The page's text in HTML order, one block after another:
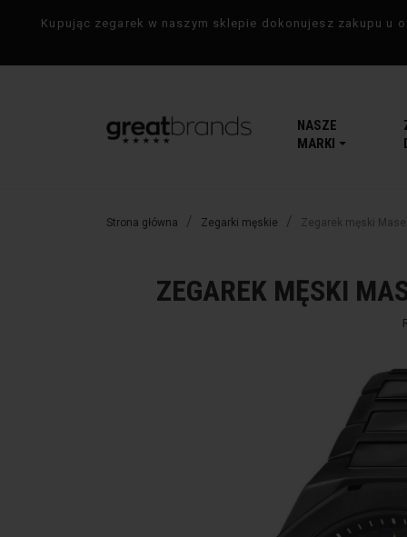
Kupując zegarek w naszym sklepie dokonujesz zakupu
NASZE
MARKI
Strona główna Zegarki męskie Zegarek męski
ZEGAREK MĘSKI